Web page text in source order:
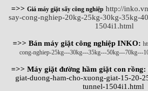
=>> Giá máy giặt sấy công nghiệp http://
say-cong-nghiep-20kg-25kg-30kg-35kg-
1504i1.html
=>> Bán máy giặt công nghiệp INKO:
cong-nghiep-25kg---30kg---35kg---50kg---70kg---
=>> Máy giặt đường hầm giặt con rồng:
giat-duong-ham-cho-xuong-giat-15-20-
tunnel-1504i1.html